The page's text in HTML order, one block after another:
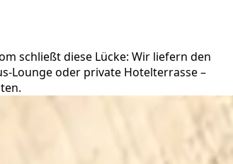
schließt diese Lücke: Wir liefern den
Lounge oder private Hotelterrasse –